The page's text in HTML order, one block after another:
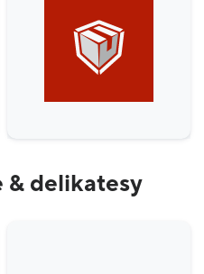
& delikatesy